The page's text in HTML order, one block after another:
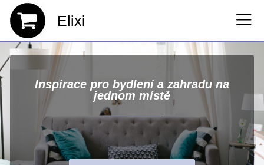
Elixi
Inspirace pro bydlení a zahradu na
jednom místě